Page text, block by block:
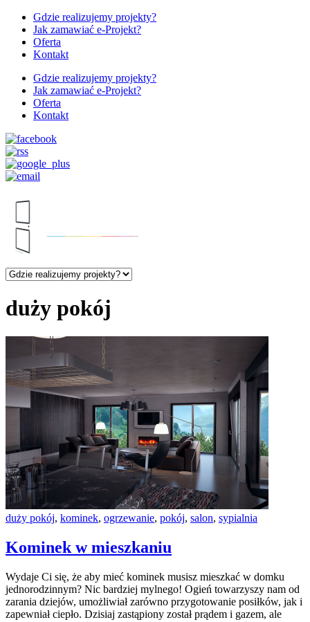
Gdzie realizujemy projekty?
Jak zamawiać e-Projekt?
Oferta
Kontakt
Gdzie realizujemy projekty?
Jak zamawiać e-Projekt?
Oferta
Kontakt
duży pokój
duży pokój, kominek, ogrzewanie, pokój, salon, sypialnia
Kominek w mieszkaniu
Wydaje Ci się, że aby mieć kominek musisz mieszkać w domku
jednorodzinnym? Nic bardziej mylnego! Ogień towarzyszy nam od
zarania dziejów, umożliwiał zarówno przygotowanie posiłków, jak i
zapewniał ciepło. Dzisiaj zastąpiony został prądem i gazem, ale